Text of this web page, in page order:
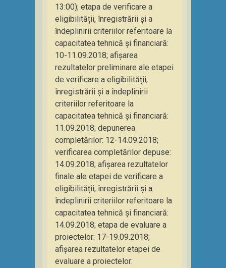
13:00); etapa de verificare a
eligibilității, înregistrării și a
îndeplinirii criteriilor referitoare la
capacitatea tehnică și financiară:
10-11.09.2018; afișarea
rezultatelor preliminare ale etapei
de verificare a eligibilității,
înregistrării și a îndeplinirii
criteriilor referitoare la
capacitatea tehnică și financiară:
11.09.2018; depunerea
completărilor: 12-14.09.2018;
verificarea completărilor depuse:
14.09.2018; afișarea rezultatelor
finale ale etapei de verificare a
eligibilității, înregistrării și a
îndeplinirii criteriilor referitoare la
capacitatea tehnică și financiară:
14.09.2018; etapa de evaluare a
proiectelor: 17-19.09.2018;
afișarea rezultatelor etapei de
evaluare a proiectelor: